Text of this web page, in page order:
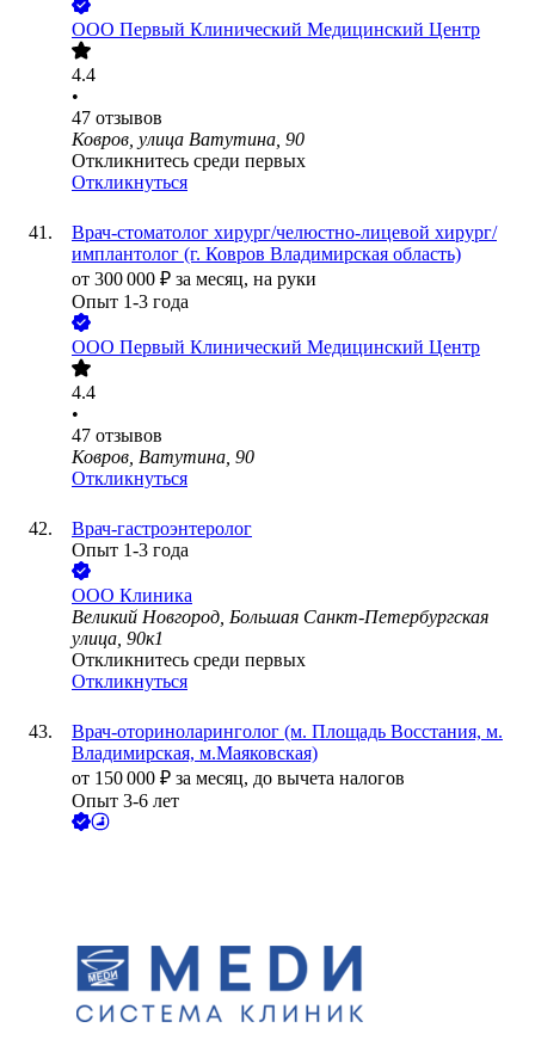
ООО Первый Клинический Медицинский Центр
4.4
•
47 отзывов
Ковров, улица Ватутина, 90
Откликнитесь среди первых
Откликнуться
Врач-стоматолог хирург/челюстно-лицевой хирург/
имплантолог (г. Ковров Владимирская область)
от 300 000 ₽ за месяц, на руки
Опыт 1-3 года
ООО Первый Клинический Медицинский Центр
4.4
•
47 отзывов
Ковров, Ватутина, 90
Откликнуться
Врач-гастроэнтеролог
Опыт 1-3 года
ООО Клиника
Великий Новгород, Большая Санкт-Петербургская
улица, 90к1
Откликнитесь среди первых
Откликнуться
Врач-оториноларинголог (м. Площадь Восстания, м.
Владимирская, м.Маяковская)
от 150 000 ₽ за месяц, до вычета налогов
Опыт 3-6 лет